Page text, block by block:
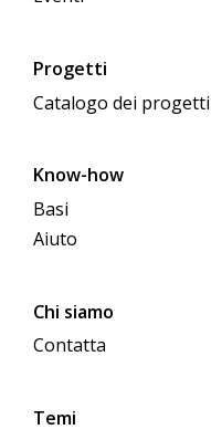
Progetti
Catalogo dei progetti
Know-how
Basi
Aiuto
Chi siamo
Contatta
Temi